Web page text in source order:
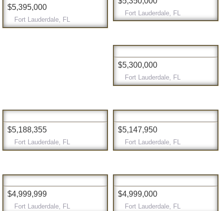
$5,395,000
Fort Lauderdale, FL
Fort Lauderdale, FL
$5,300,000
Fort Lauderdale, FL
$5,188,355
Fort Lauderdale, FL
$5,147,950
Fort Lauderdale, FL
$4,999,999
Fort Lauderdale, FL
$4,999,000
Fort Lauderdale, FL